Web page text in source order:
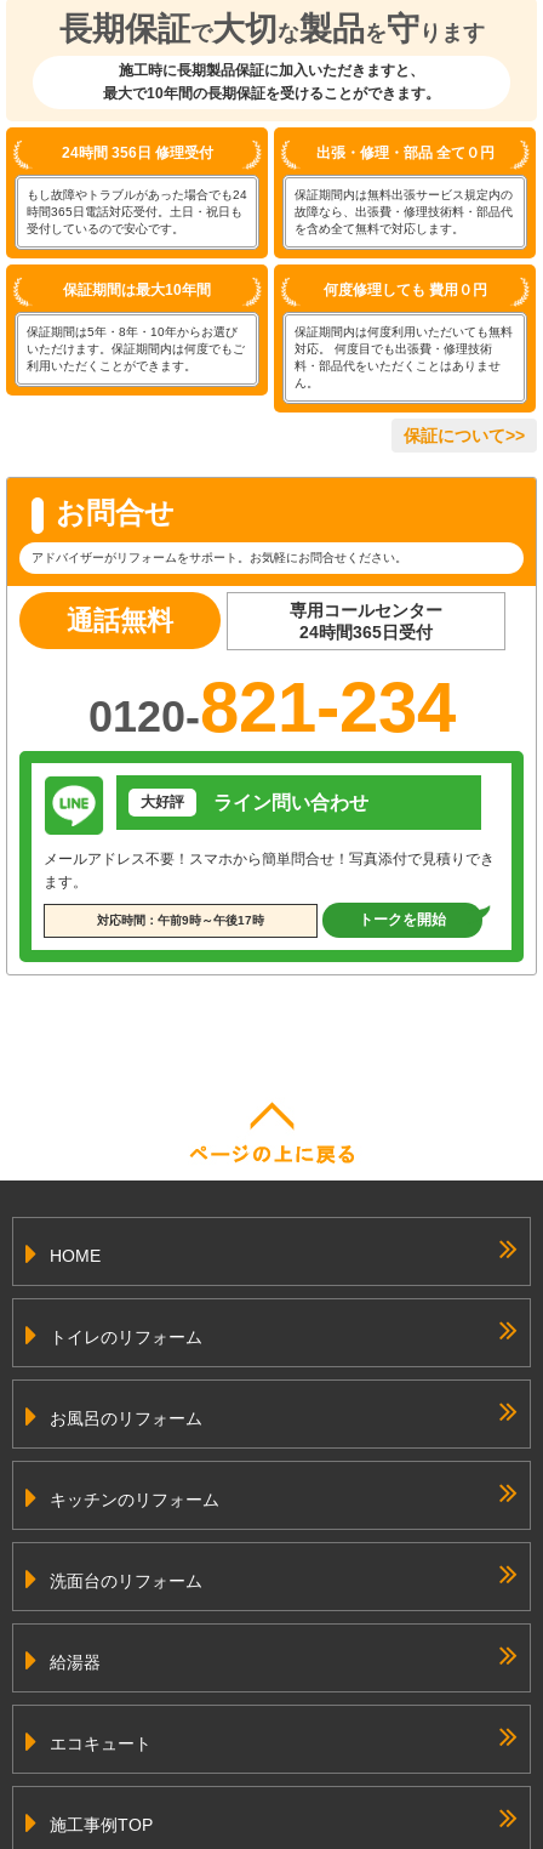
長期保証で大切 な製品を守 ります
施工時に長期製品保証に加入いただきますと、
最大で10年間の長期保証を受けることができます。
24時間 356日 修理受付
もし故障やトラブルがあった場合でも24
時間365日電話対応受付。土日・祝日も
受付しているので安心です。
出張・修理・部品 全て０円
保証期間内は無料出張サービス規定内の
故障なら、出張費・修理技術料・部品代
を含め全て無料で対応します。
保証期間は最大10年間
保証期間は5年・8年・10年からお選び
いただけます。保証期間内は何度でもご
利用いただくことができます。
何度修理しても 費用０円
保証期間内は何度利用いただいても無料
対応。 何度目でも出張費・修理技術
料・部品代をいただくことはありませ
ん。
保証について>>
お問合せ
アドバイザーがリフォームをサポート。お気軽にお問合せください。
通話無料
専用コールセンター
24時間365日受付
0120-821-234
大好評 ライン問い合わせ
メールアドレス不要！スマホから簡単問合せ！写真添付で見積りでき
ます。
対応時間：午前9時～午後17時 トークを開始
HOME
トイレのリフォーム
お風呂のリフォーム
キッチンのリフォーム
洗面台のリフォーム
給湯器
エコキュート
施工事例TOP